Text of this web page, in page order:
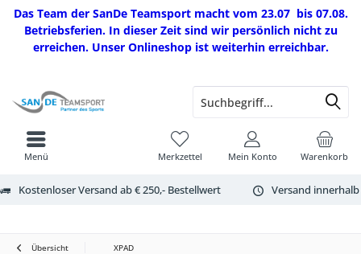
Das Team der SanDe Teamsport macht vom 23.07 bis 07.08.
Betriebsferien. In dieser Zeit sind wir persönlich nicht zu
erreichen. Unser Onlineshop ist weiterhin erreichbar.
Kostenloser Versand ab € 250,- Bestellwert Versand
Warenkorb
Merkzettel Mein Konto
Menü
Übersicht XPAD